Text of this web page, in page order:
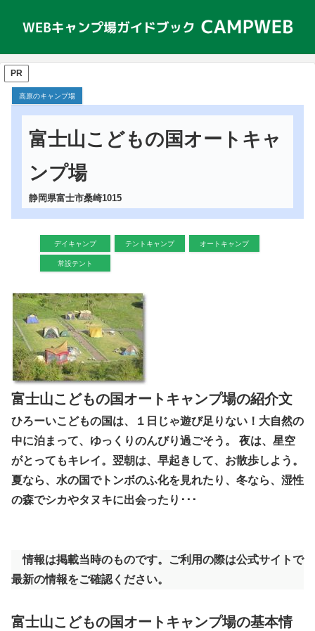
PR
高原のキャンプ場
富士山こどもの国オートキャ
ンプ場
静岡県富士市桑崎1015
デイキャンプ テントキャンプ オートキャンプ
常設テント
富士山こどもの国オートキャンプ場の紹介文
ひろーいこどもの国は、１日じゃ遊び足りない！大自然の
中に泊まって、ゆっくりのんびり過ごそう。 夜は、星空
がとってもキレイ。翌朝は、早起きして、お散歩しよう。
夏なら、水の国でトンボのふ化を見れたり、冬なら、湿性
の森でシカやタヌキに出会ったり･･･
情報は掲載当時のものです。ご利用の際は公式サイトで
最新の情報をご確認ください。
富士山こどもの国オートキャンプ場の基本情